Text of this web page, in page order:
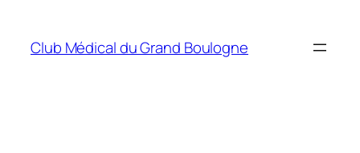
contenu
Club Médical du Grand Boulogne